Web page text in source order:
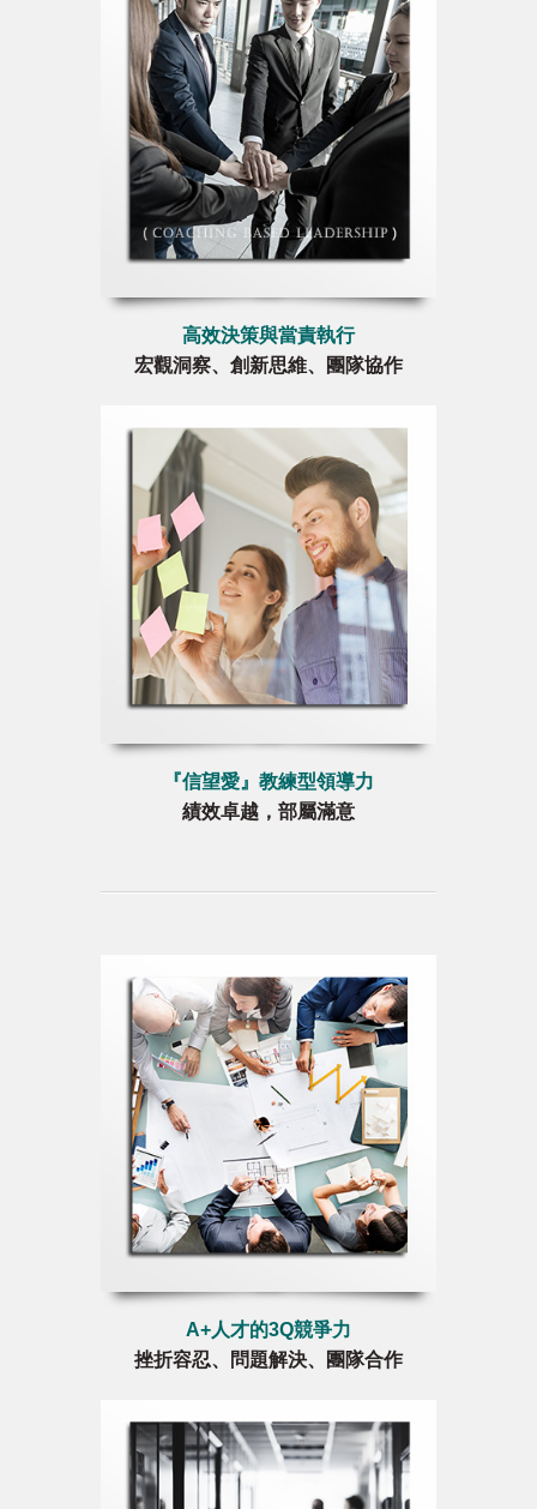
高效決策與當責執行
宏觀洞察、創新思維、團隊協作
『信望愛』教練型領導力
績效卓越，部屬滿意
A+人才的3Q競爭力
挫折容忍、問題解決、團隊合作